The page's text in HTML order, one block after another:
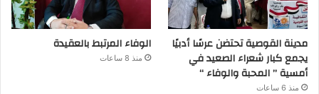
مدينة القوصية تحتضن عرسًا أدبيًا
يجمع كبار شعراء الصعيد في
أمسية ” المحبة والوفاء “
منذ 6 ساعات
الوفاء المرتبط بالعقيدة
منذ 8 ساعات